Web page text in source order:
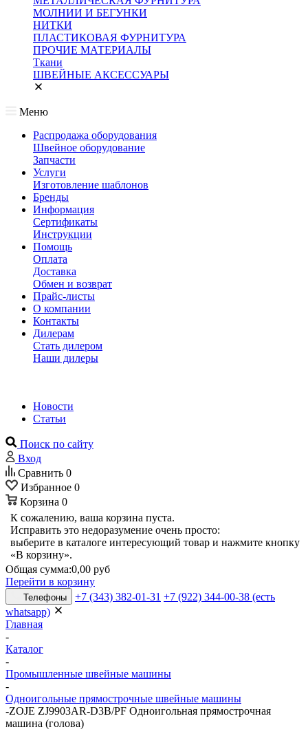
МОЛНИИ И БЕГУНКИ
НИТКИ
ПЛАСТИКОВАЯ ФУРНИТУРА
ПРОЧИЕ МАТЕРИАЛЫ
Ткани
ШВЕЙНЫЕ АКСЕССУАРЫ
Меню
Распродажа оборудования
Швейное оборудование
Запчасти
Услуги
Изготовление шаблонов
Бренды
Информация
Сертификаты
Инструкции
Помощь
Оплата
Доставка
Обмен и возврат
Прайс-листы
О компании
Контакты
Дилерам
Стать дилером
Наши дилеры
Новости
Статьи
Поиск по сайту
Вход
Сравнить 0
Избранное 0
Корзина 0
К сожалению, ваша корзина пуста.
Исправить это недоразумение очень просто:
выберите в каталоге интересующий товар и нажмите кнопку
«В корзину».
Общая сумма:0,00 руб
Перейти в корзину
Телефоны +7 (343) 382-01-31 +7 (922) 344-00-38 (есть
whatsapp)
Главная
-
Каталог
-
Промышленные швейные машины
-
Одноигольные прямострочные швейные машины
-ZOJE ZJ9903AR-D3B/PF Одноигольная прямострочная
машина (голова)